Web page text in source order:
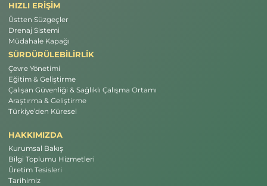
HIZLI ERİŞİM
Üstten Süzgeçler
Drenaj Sistemi
Müdahale Kapağı
SÜRDÜRÜLEBİLİRLİK
Çevre Yönetimi
Eğitim & Geliştirme
Çalışan Güvenliği & Sağlıklı Çalışma Ortamı
Araştırma & Geliştirme
Türkiye’den Küresel
HAKKIMIZDA
Kurumsal Bakış
Bilgi Toplumu Hizmetleri
Üretim Tesisleri
Tarihimiz